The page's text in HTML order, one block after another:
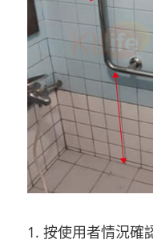
1. 按使用者情況確